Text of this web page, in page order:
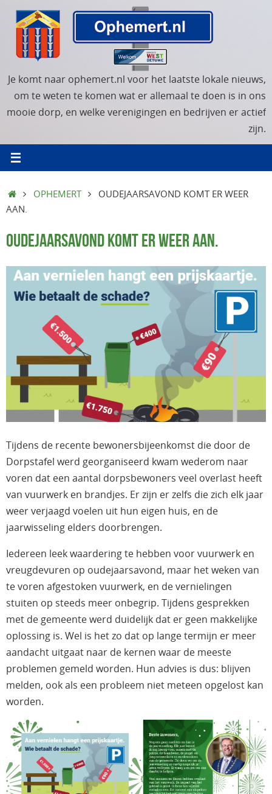
naar
inhoud
Je komt naar ophemert.nl voor het laatste lokale nieuws,
om te weten te komen wat er allemaal te doen is in ons
mooie dorp, en welke verenigingen en bedrijven er actief
zijn.
HOMEOPHEMERT
OUDEJAARSAVOND KOMT ER WEER
AAN.
OUDEJAARSAVOND KOMT ER WEER AAN.
Tijdens de recente bewonersbijeenkomst die door de
Dorpstafel werd georganiseerd kwam wederom naar
voren dat een aantal dorpsbewoners veel overlast heeft
van vuurwerk en brandjes. Er zijn er zelfs die zich elk jaar
weer verjaagd voelen uit hun eigen huis, en de
jaarwisseling elders doorbrengen.
Iedereen leek waardering te hebben voor vuurwerk en
vreugdevuren op oudejaarsavond, maar het weken van
te voren afgestoken vuurwerk, en de vernielingen
stuiten op steeds meer onbegrip. Tijdens gesprekken
met de gemeente werd duidelijk dat er geen makkelijke
oplossing is. Wel is het zo dat op lange termijn er meer
aandacht uitgaat naar de kernen waar de meeste
problemen gemeld worden. Hun advies is dus: blijven
melden, ook als een probleem niet meteen opgelost kan
worden.